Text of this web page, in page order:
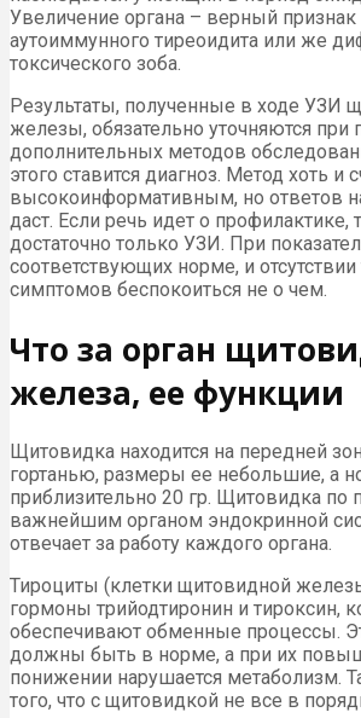
Увеличение органа – верный признак
аутоиммунного тиреоидита или же
токсического зоба.
Результаты, полученные в ходе УЗИ
железы, обязательно уточняются
дополнительных методов
этого ставится диагноз. Метод хоть и
высокоинформативным, но ответов
даст. Если речь идет о профилактике,
достаточно только УЗИ. При
соответствующих норме, и
симптомов беспокоиться не о чем.
Что за орган
железа, ее функции
Щитовидка находится на передней
гортанью, размеры ее небольшие, а
приблизительно 20 гр. Щитовидка по
важнейшим органом эндокринной
отвечает за работу каждого органа.
Тироциты (клетки щитовидной
гормоны трийодтиронин и тироксин,
обеспечивают обменные процессы.
должны быть в норме, а при их
понижении нарушается метаболизм.
того, что с щитовидкой не все в